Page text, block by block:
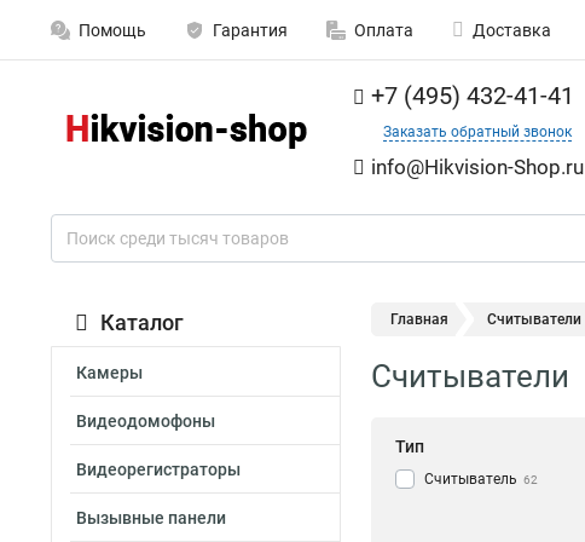
Помощь Гарантия Оплата Доставка
+7 (495) 432-41-41
Заказать обратный звонок
info@Hikvision-Shop.ru
Каталог
Камеры
Видеодомофоны
Видеорегистраторы
Вызывные панели
Главная Считыватели
Считыватели
Тип
Считыватель 62